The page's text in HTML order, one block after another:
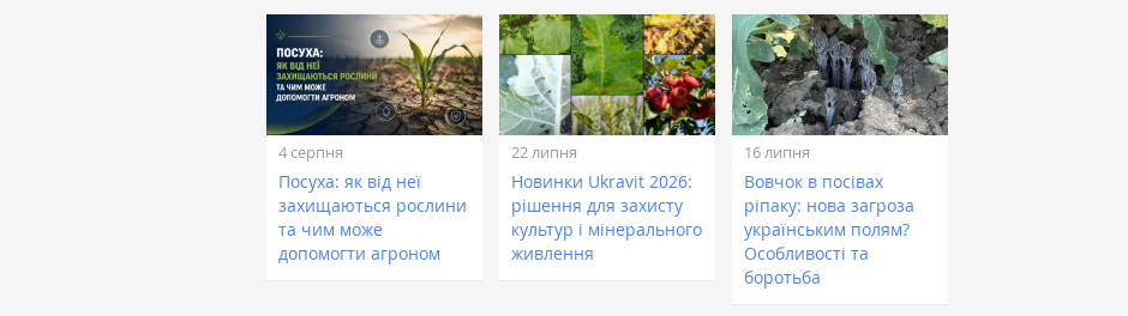
4 серпня
Посуха: як від неї
захищаються рослини
та чим може
допомогти агроном
22 липня
Новинки Ukravit 2026:
рішення для захисту
культур і мінерального
живлення
16 липня
Вовчок в посівах
ріпаку: нова загроза
українським полям?
Особливості та
боротьба